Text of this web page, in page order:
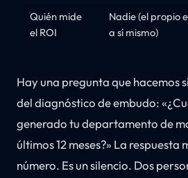
Quién mide
el ROI
Nadie (el propio
a sí mismo)
Hay una pregunta que hacemos
del diagnóstico de embudo:
generado tu departamento de
últimos 12 meses?» La respuesta
número. Es un silencio. Dos